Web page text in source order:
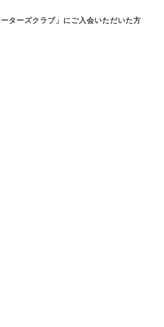
ターズクラブ」にご入会いただいた方